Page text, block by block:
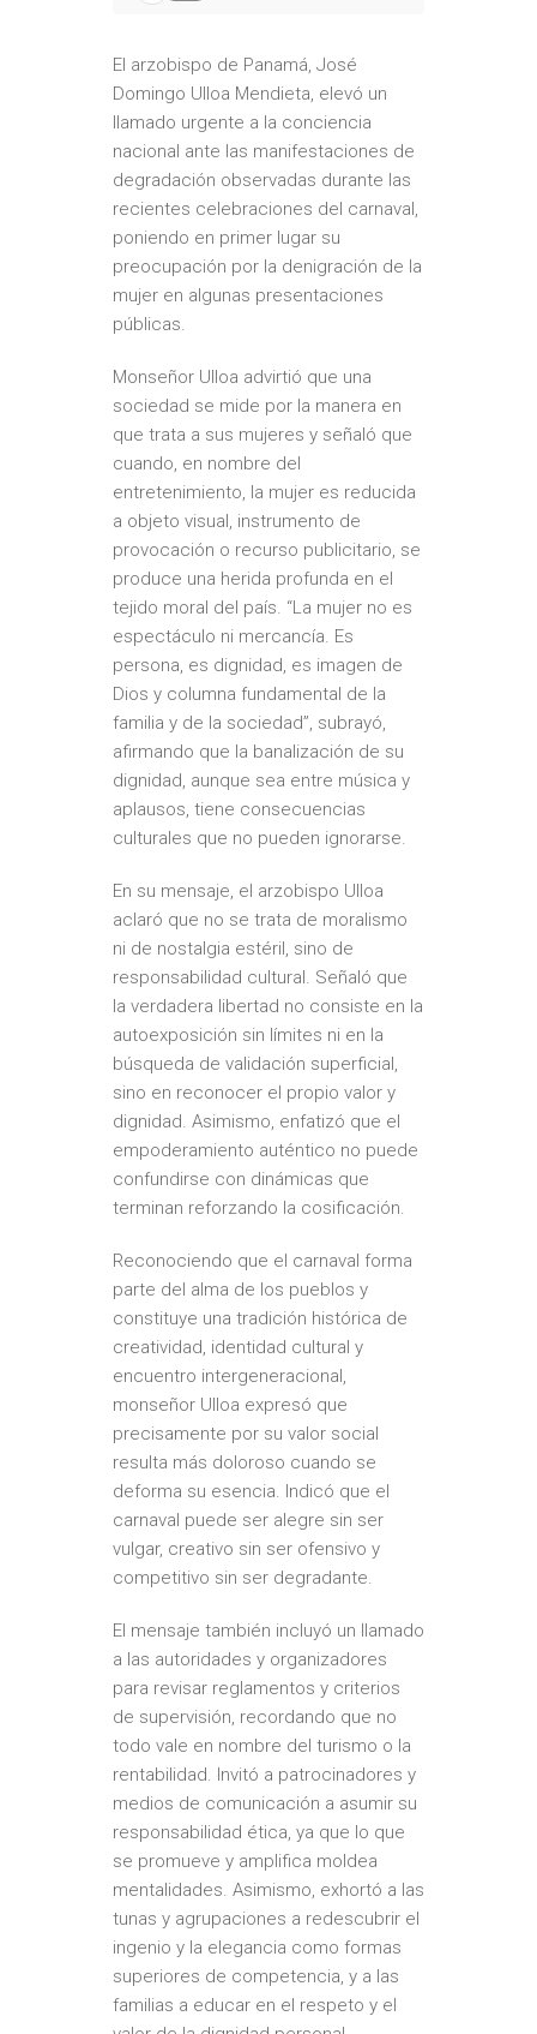
El arzobispo de Panamá, José
Domingo Ulloa Mendieta, elevó un
llamado urgente a la conciencia
nacional ante las manifestaciones de
degradación observadas durante las
recientes celebraciones del carnaval,
poniendo en primer lugar su
preocupación por la denigración de la
mujer en algunas presentaciones
públicas.
Monseñor Ulloa advirtió que una
sociedad se mide por la manera en
que trata a sus mujeres y señaló que
cuando, en nombre del
entretenimiento, la mujer es reducida
a objeto visual, instrumento de
provocación o recurso publicitario, se
produce una herida profunda en el
tejido moral del país. “La mujer no es
espectáculo ni mercancía. Es
persona, es dignidad, es imagen de
Dios y columna fundamental de la
familia y de la sociedad”, subrayó,
afirmando que la banalización de su
dignidad, aunque sea entre música y
aplausos, tiene consecuencias
culturales que no pueden ignorarse.
En su mensaje, el arzobispo Ulloa
aclaró que no se trata de moralismo
ni de nostalgia estéril, sino de
responsabilidad cultural. Señaló que
la verdadera libertad no consiste en la
autoexposición sin límites ni en la
búsqueda de validación superficial,
sino en reconocer el propio valor y
dignidad. Asimismo, enfatizó que el
empoderamiento auténtico no puede
confundirse con dinámicas que
terminan reforzando la cosificación.
Reconociendo que el carnaval forma
parte del alma de los pueblos y
constituye una tradición histórica de
creatividad, identidad cultural y
encuentro intergeneracional,
monseñor Ulloa expresó que
precisamente por su valor social
resulta más doloroso cuando se
deforma su esencia. Indicó que el
carnaval puede ser alegre sin ser
vulgar, creativo sin ser ofensivo y
competitivo sin ser degradante.
El mensaje también incluyó un llamado
a las autoridades y organizadores
para revisar reglamentos y criterios
de supervisión, recordando que no
todo vale en nombre del turismo o la
rentabilidad. Invitó a patrocinadores y
medios de comunicación a asumir su
responsabilidad ética, ya que lo que
se promueve y amplifica moldea
mentalidades. Asimismo, exhortó a las
tunas y agrupaciones a redescubrir el
ingenio y la elegancia como formas
superiores de competencia, y a las
familias a educar en el respeto y el